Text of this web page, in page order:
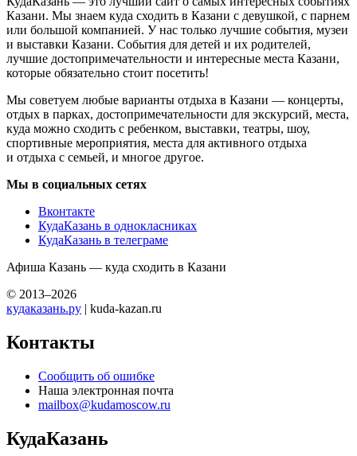
Казани. Мы знаем куда сходить в Казани с девушкой, с парнем
или большой компанией. У нас только лучшие события, музеи
и выставки Казани. События для детей и их родителей,
лучшие достопримечательности и интересные места Казани,
которые обязательно стоит посетить!
Мы советуем любые варианты отдыха в Казани — концерты,
отдых в парках, достопримечательности для экскурсий, места,
куда можно сходить с ребенком, выставки, театры, шоу,
спортивные мероприятия, места для активного отдыха
и отдыха с семьей, и многое другое.
Мы в социальных сетях
Вконтакте
КудаКазань в однокласниках
КудаКазань в телеграме
Афиша Казань — куда сходить в Казани
© 2013–2026
кудаказань.ру | kuda-kazan.ru
Контакты
Сообщить об ошибке
Наша электронная почта
mailbox@kudamoscow.ru
КудаКазань